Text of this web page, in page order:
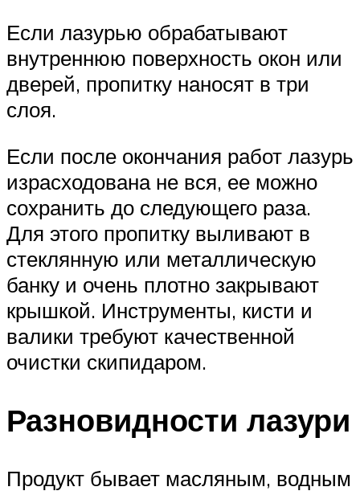
Если лазурью обрабатывают
внутреннюю поверхность окон или
дверей, пропитку наносят в три
слоя.
Если после окончания работ лазурь
израсходована не вся, ее можно
сохранить до следующего раза.
Для этого пропитку выливают в
стеклянную или металлическую
банку и очень плотно закрывают
крышкой. Инструменты, кисти и
валики требуют качественной
очистки скипидаром.
Разновидности лазури
Продукт бывает масляным, водным